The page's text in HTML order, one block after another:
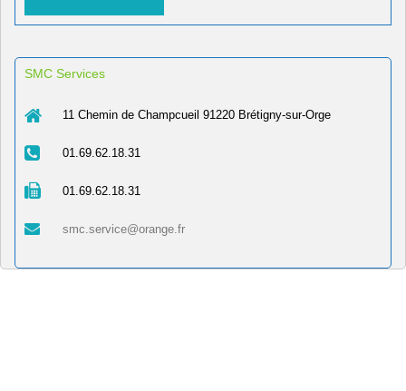
SMC Services
11 Chemin de Champcueil 91220 Brétigny-sur-Orge
01.69.62.18.31
01.69.62.18.31
smc.service@orange.fr